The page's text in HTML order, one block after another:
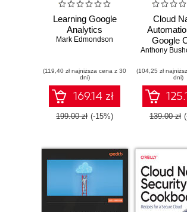
Learning Google
Analytics
Mark Edmondson
(119,40 zł najniższa cena z 30
dni)
169.14 zł
199.00 zł (-15%)
Cloud
Google
Build.
a fully
secure
Anthony
(104,25 zł
dni)
139.00 zł